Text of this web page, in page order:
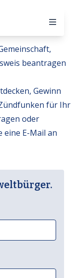
beantragen
Gewinn
für Ihr
oder
eine E-Mail an